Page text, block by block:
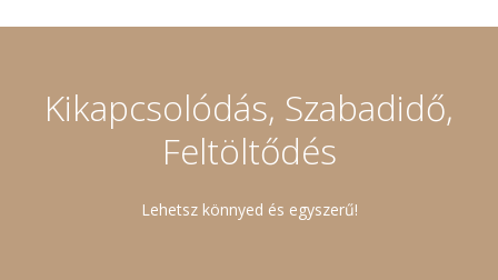
Kikapcsolódás, Szabadidő,
Feltöltődés
Lehetsz könnyed és egyszerű!